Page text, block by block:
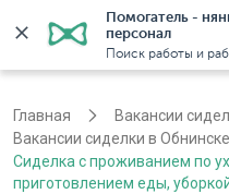
Помогатель -
персонал
Поиск работы и
Главная
Вакансии
Вакансии сиделки в Обнинске
Сиделка с проживанием по
приготовлением еды,